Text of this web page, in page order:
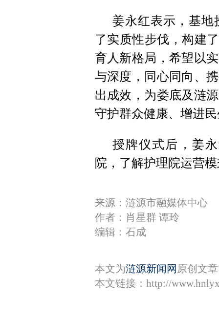
姜永红表示，基地
了实质性步伐，构建
育人新格局，希望以
与深度，同心同向、
出成效，为娄底及涟
守护群众健康、增进
授牌仪式后，姜
院，了解护理院运营
来源：涟源市融媒体中心
作者：肖星群 谭玲
编辑：石成
本文为涟源新闻网 原创文
本文链接： http://